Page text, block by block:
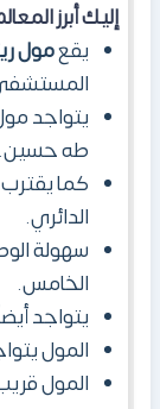
إليك أبرز
يقعمول
يتواجد
طه حسين.
كما
الدائري.
سهولة
الخامس.
يتواجد
المول
المول